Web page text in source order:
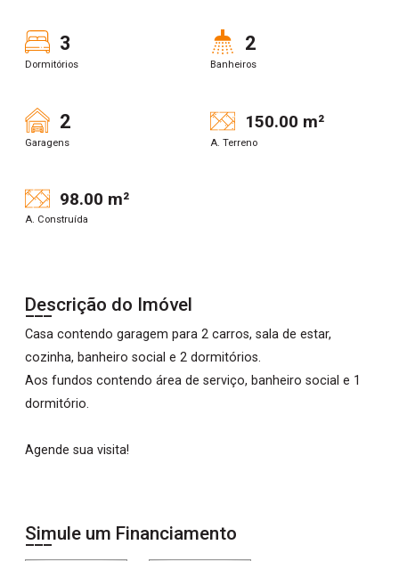
3
Dormitórios
2
Banheiros
2
Garagens
150.00 m²
A. Terreno
98.00 m²
A. Construída
Descrição do Imóvel
Casa contendo garagem para 2 carros, sala de estar,
cozinha, banheiro social e 2 dormitórios.
Aos fundos contendo área de serviço, banheiro social e 1
dormitório.
Agende sua visita!
Simule um Financiamento